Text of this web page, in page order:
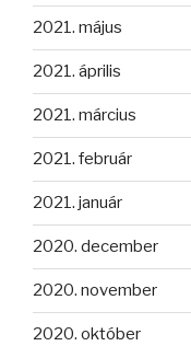
2021. május
2021. április
2021. március
2021. február
2021. január
2020. december
2020. november
2020. október